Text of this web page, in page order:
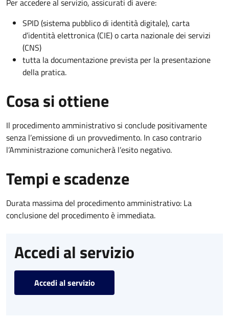
Per accedere al servizio, assicurati di avere:
SPID (sistema pubblico di identità digitale), carta
d’identità elettronica (CIE) o carta nazionale dei servizi
(CNS)
tutta la documentazione prevista per la presentazione
della pratica.
Cosa si ottiene
Il procedimento amministrativo si conclude positivamente
senza l’emissione di un provvedimento. In caso contrario
l’Amministrazione comunicherà l’esito negativo.
Tempi e scadenze
Durata massima del procedimento amministrativo: La
conclusione del procedimento è immediata.
Accedi al servizio
Accedi al servizio